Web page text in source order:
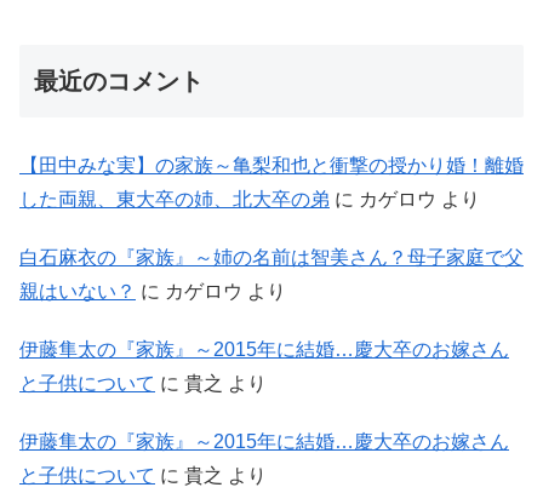
最近のコメント
【田中みな実】の家族～亀梨和也と衝撃の授かり婚！離婚
した両親、東大卒の姉、北大卒の弟 に カゲロウ より
白石麻衣の『家族』～姉の名前は智美さん？母子家庭で父
親はいない？ に カゲロウ より
伊藤隼太の『家族』～2015年に結婚…慶大卒のお嫁さん
と子供について に 貴之 より
伊藤隼太の『家族』～2015年に結婚…慶大卒のお嫁さん
と子供について に 貴之 より